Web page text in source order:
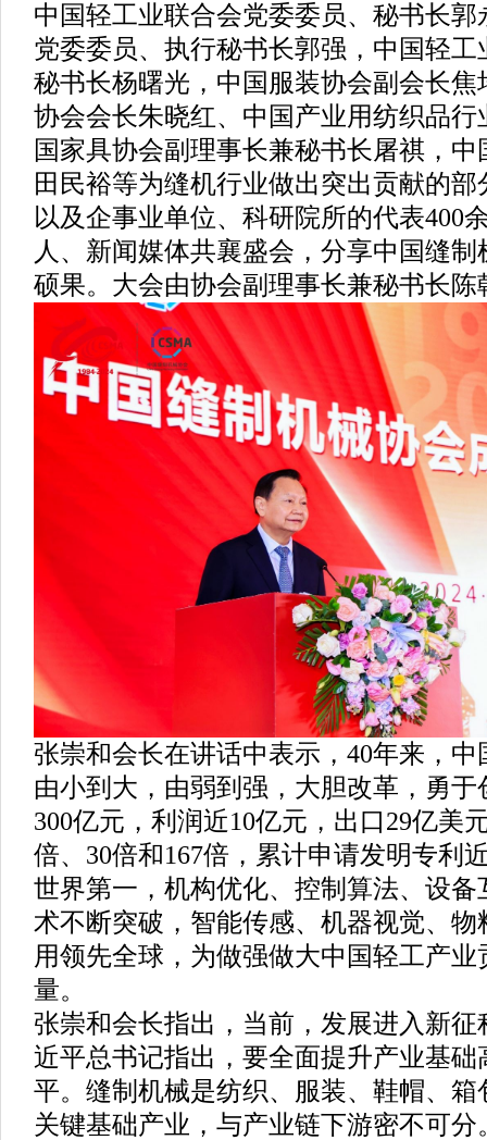
中国轻工业联合会党委委员、秘书长
党委委员、执行秘书长郭强，中国轻
秘书长杨曙光，中国服装协会副会长
协会会长朱晓红、中国产业用纺织品
国家具协会副理事长兼秘书长屠祺，
田民裕等为缝机行业做出突出贡献的
以及企事业单位、科研院所的代表400
人、新闻媒体共襄盛会，分享中国缝
硕果。大会由协会副理事长兼秘书长陈
张崇和会长在讲话中表示，40年来，
由小到大，由弱到强，大胆改革，勇
300亿元，利润近10亿元，出口29亿美
倍、30倍和167倍，累计申请发明专利
世界第一，机构优化、控制算法、设
术不断突破，智能传感、机器视觉、
用领先全球，为做强做大中国轻工产
量。
张崇和会长指出，当前，发展进入新
近平总书记指出，要全面提升产业基
平。缝制机械是纺织、服装、鞋帽、
关键基础产业，与产业链下游密不可